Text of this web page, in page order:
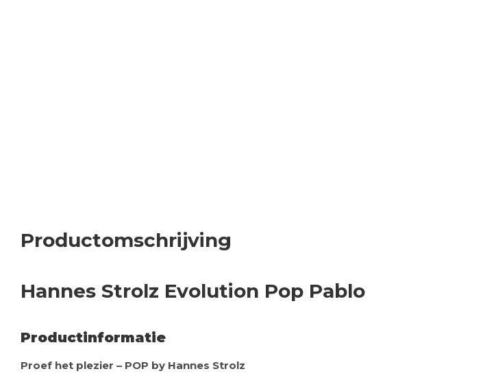
Productomschrijving
Hannes Strolz Evolution Pop Pablo
Productinformatie
Proef het plezier – POP by Hannes Strolz